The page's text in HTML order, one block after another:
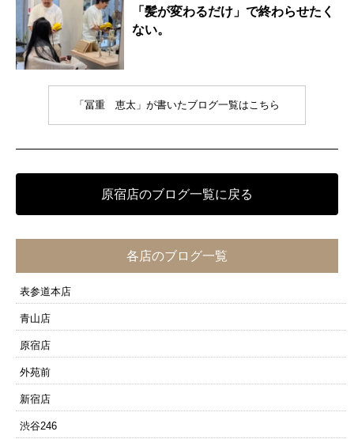
「髪が変わるだけ」で終わらせたく
ない。
「冨重 恵太」が書いたブログ一覧はこちら
原宿店のブログ一覧に戻る
各店のブログ一覧
表参道本店
青山店
原宿店
外苑前
新宿店
渋谷246